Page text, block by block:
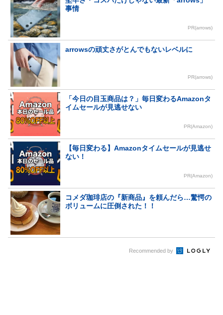
事情
PR(arrows)
arrowsの頑丈さがとんでもないレベルに
PR(arrows)
「今日の目玉商品は？」毎日変わるAmazonタ
イムセールが見逃せない
PR(Amazon)
【毎日変わる】Amazonタイムセールが見逃せ
ない！
PR(Amazon)
コメダ珈琲店の『新商品』を頼んだら…驚愕の
ボリュームに圧倒された！！
Recommended by